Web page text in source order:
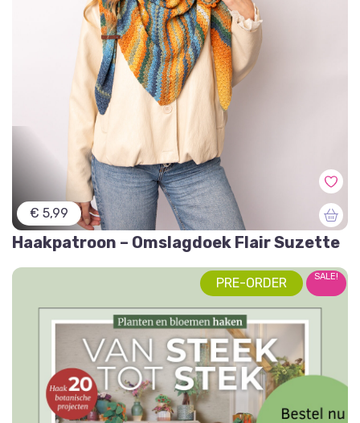
€ 5,99
Haakpatroon – Omslagdoek Flair Suzette
PRE-ORDER SALE!